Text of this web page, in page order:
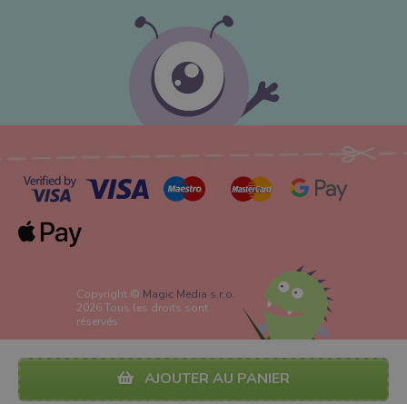
AJOUTER AU PANIER
Copyright © Magic Media s.r.o.
2026 Tous les droits sont
réservés